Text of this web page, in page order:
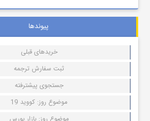
پیوندها
خریدهای قبلی
ثبت سفارش ترجمه
جستجوی پیشترفته
موضوع روز: کووید 19